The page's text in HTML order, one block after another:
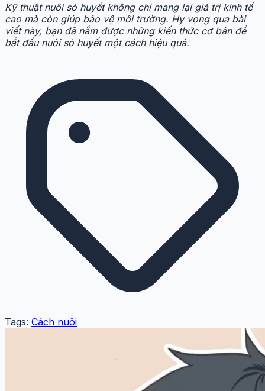
Kỹ thuật nuôi sò huyết không chỉ mang lại giá trị kinh tế
cao mà còn giúp bảo vệ môi trường. Hy vọng qua bài
viết này, bạn đã nắm được những kiến thức cơ bản để
bắt đầu nuôi sò huyết một cách hiệu quả.
Tags: Cách nuôi